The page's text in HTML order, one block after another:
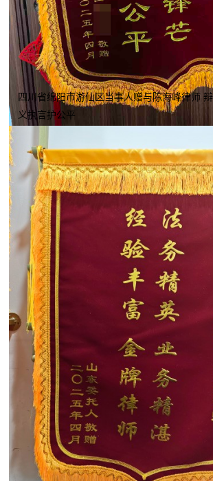
四川省绵阳市游仙区当事人赠与陈海峰律师
义执言护公平